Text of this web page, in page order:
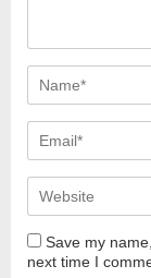
Save my
next time I